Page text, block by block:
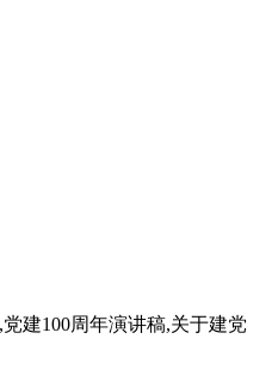
建100周年演讲稿,关于建党